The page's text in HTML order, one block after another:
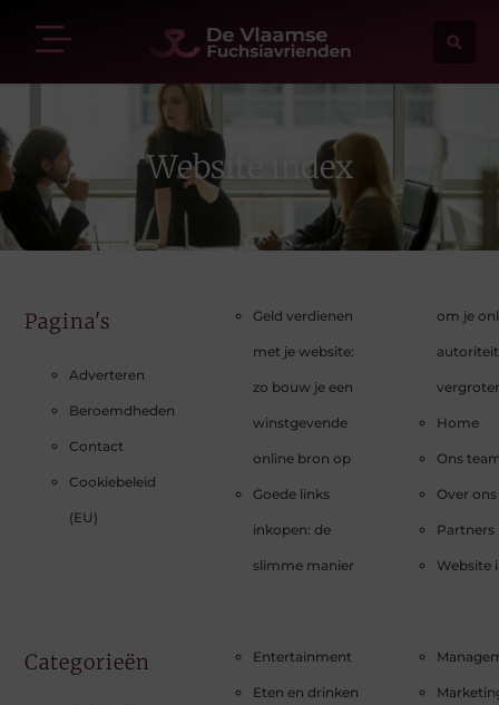
Website index
Pagina's
Adverteren
Beroemdheden
Contact
Cookiebeleid
(EU)
Geld verdienen
met je website:
zo bouw je een
winstgevende
online bron op
Goede links
inkopen: de
slimme manier
om je
Home
Ons
Over ons
Partners
Website
Categorieën Entertainment
Eten en drinken